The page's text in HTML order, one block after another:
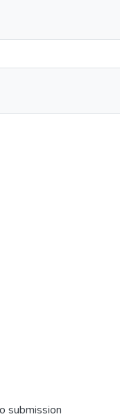
submission